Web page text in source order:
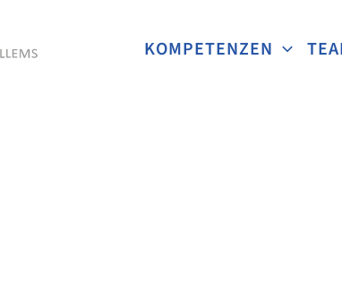
KOMPETENZEN